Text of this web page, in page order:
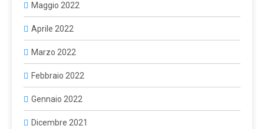
Maggio 2022
Aprile 2022
Marzo 2022
Febbraio 2022
Gennaio 2022
Dicembre 2021